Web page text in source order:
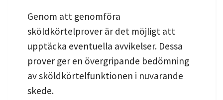
Genom att genomföra
sköldkörtelprover är det möjligt att
upptäcka eventuella avvikelser. Dessa
prover ger en övergripande bedömning
av sköldkörtelfunktionen i nuvarande
skede.